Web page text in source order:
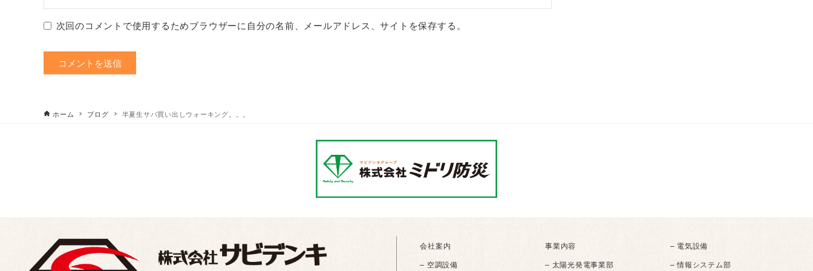
次回のコメントで使用するためブラウザーに自分の名前、メールアドレス、サイトを保存する。
ホーム ブログ 半夏生サバ買い出しウォーキング。。。
会社案内 事業内容
– 電気設備
– 空調設備
– 太陽光発電事業部 – 情報システム部